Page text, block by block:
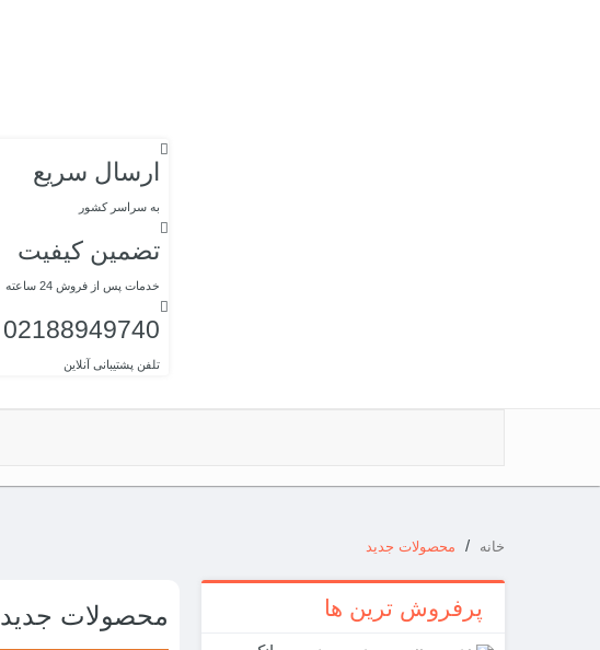
ارسال سریع
به سراسر کشور
تضمین کیفیت
خدمات پس از فروش 24 ساعته
02188949740
تلفن پشتیبانی آنلاین
خانه / محصولات جدید
پرفروش ترین ها محصولات جدید